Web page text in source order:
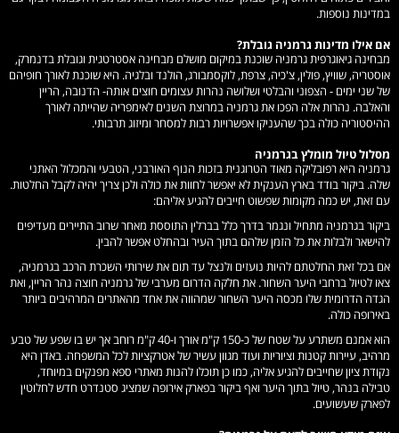
במדינות נוספות.
אם אילו מדינות גרמניה גובלת?
מבחינה גיאוגרפית גרמניה שוכנת במיקום מושלם מבחינה אסטרטגית וגובלת בדנמרק,
אוסטריה, שוויץ, פולין, צ'כיה, צרפת, לוקסמבורג, הולנד ובלגיה. היא שוכנת לאורך חופיהם
של שני ימים - הצפוני והבלטי ושלושה נהרות עצומים חוצים אותה- הדנובה, הריין
והאלבה. נהרות אלה הפכו את גרמניה במרוצת השנים לאימפריה שהייתה לאורך
ההיסטוריה כולה בכך שהעניקו אפשרויות רבות למסחר ומיזוג תרבותי.
מסלול טיול מומלץ בגרמניה
גרמניה היא רפובליקה מאוד הטרוגנית בזכות הנוף האורבני, הטבעי והמכלול האתני
שלה. ביקור בודד בארץ הענקית לא יאפשר לחוות את כולה ולכן צריך יהיה לקבל החלטות.
עם זאת, יש כמה מקומות שפשוט חייבים להגיע אליהם:
ביקור בגרמניה מתחיל ונגמר בדרך כלל בברלין התוססת מאחר שרוב התיירים מעדיפים
להישאר ולבלות את כל הזמן שלהם בתוך העיר ובהחלט אפשר להבין.
אם בכל זאת החלטתם להיות נועזים ולנצל עד תום את שירותי השכרת הרכב בגרמניה,
צאו לטיול ברחבי היער השחור. את חלקה הדרום מערבי של גרמניה חוצה נהר הריין, ואת
הגדה הדרומית שלו מכסה היער השחור שמהווה את אחד מהאתרים המרהיבים ביותר
באירופה כולה.
הוא אמנם משתרע על שטח של כ-150 ק"מ אורך ו-40 ק"מ רוחב אך יש בו שפע של טבע
מרהיב, עיירות קטנות וציוריות ועוד מגוון עשיר של אטרקציות לכל המשפחה. באדן היא
נקודת ציון שחייבים להגיע אליה, כמו כן תוכלו להנות מאתרי ספא מפנקים במיוחד,
טבילה בנהר, טיול בתוך היער ואף ביקור בפארק אירופה שמציג סטנדרט חדש לחלוטין
לפארק שעשועים.